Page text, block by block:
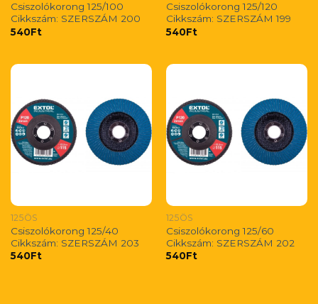
Csiszolókorong 125/100
Cikkszám: SZERSZÁM 200
540Ft
Csiszolókorong 125/120
Cikkszám: SZERSZÁM 199
540Ft
125ÖS
Csiszolókorong 125/40
Cikkszám: SZERSZÁM 203
540Ft
125ÖS
Csiszolókorong 125/60
Cikkszám: SZERSZÁM 202
540Ft